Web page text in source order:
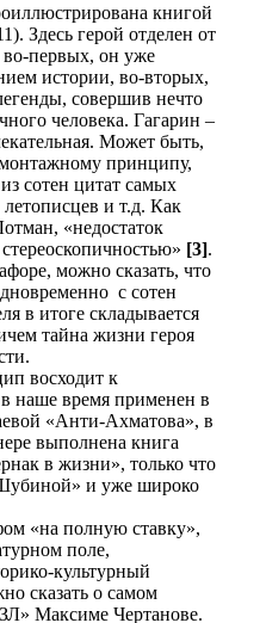
книгой
Здесь герой отделен от
во-первых, он уже
истории, во-вторых,
совершив нечто
человека. Гагарин –
Может быть,
принципу,
сотен цитат самых
и т.д. Как
«недостаток
[3].
можно сказать, что
с сотен
в итоге складывается
тайна жизни героя
восходит к
наше время применен в
«Анти-Ахматова», в
выполнена книга
в жизни», только что
и уже широко
«на полную ставку»,
поле,
культурный
сказать о самом
Максиме Чертанове.